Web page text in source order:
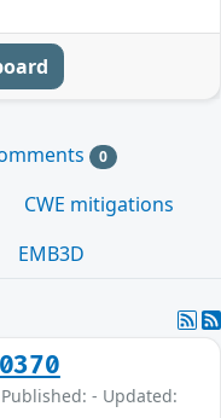
0
CWE mitigations
EMB3D
- Updated: